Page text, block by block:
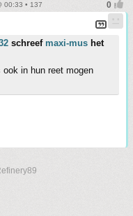
00:33 • 137
schreef maxi-mus het
ook in hun reet mogen